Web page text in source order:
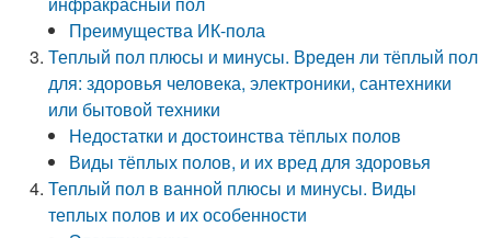
Преимущества ИК-пола
Теплый пол плюсы и минусы. Вреден ли тёплый пол
для: здоровья человека, электроники, сантехники
или бытовой техники
Недостатки и достоинства тёплых полов
Виды тёплых полов, и их вред для здоровья
Теплый пол в ванной плюсы и минусы. Виды
теплых полов и их особенности